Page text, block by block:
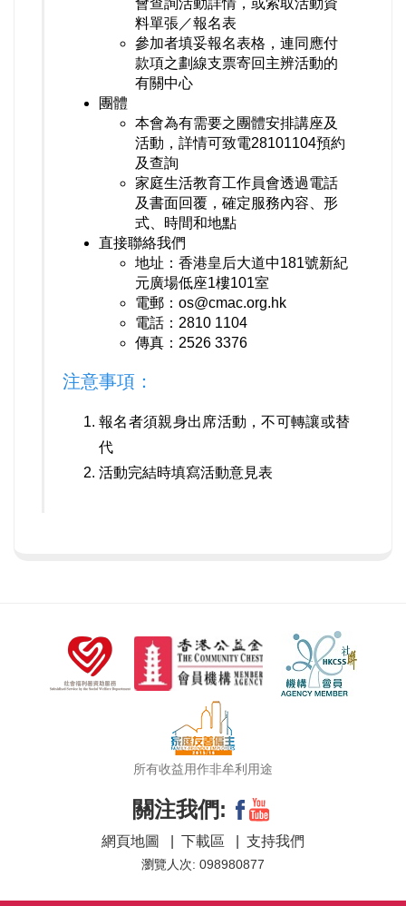
會查詢活動詳情，或索取活動資
料單張／報名表
參加者填妥報名表格，連同應付
款項之劃線支票寄回主辨活動的
有關中心
團體
本會為有需要之團體安排講座及
活動，詳情可致電28101104預約
及查詢
家庭生活教育工作員會透過電話
及書面回覆，確定服務內容、形
式、時間和地點
直接聯絡我們
地址：香港皇后大道中181號新紀
元廣場低座1樓101室
電郵： os@cmac.org.hk
電話：2810 1104
傳真：2526 3376
注意事項：
報名者須親身出席活動，不可轉讓或替
代
活動完結時填寫活動意見表
所有收益用作非牟利用途
關注我們:
網頁地圖 下載區 支持我們
瀏覽人次: 098980877